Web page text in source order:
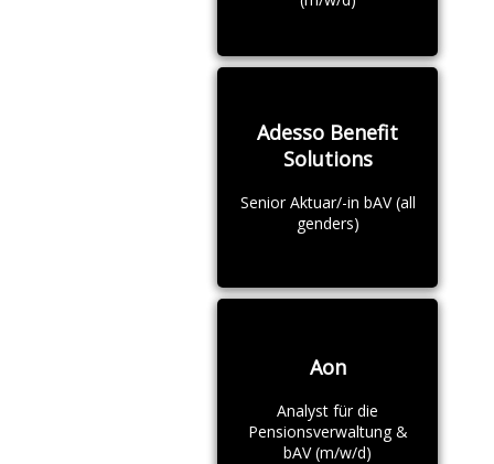
Adesso Benefit
Solutions
Senior Aktuar/-in bAV (all
genders)
Aon
Analyst für die
Pensionsverwaltung &
bAV (m/w/d)